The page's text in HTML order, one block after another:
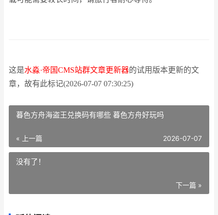
这是水淼·帝国CMS站群文章更新器的试用版本更新的文
章，故有此标记(2026-07-07 07:30:25)
暮色方舟海盗王兑换码有哪些 暮色方舟好玩吗
« 上一篇 2026-07-07
没有了！
下一篇 »